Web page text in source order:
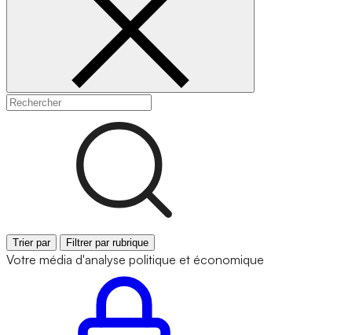
Trier par Filtrer par rubrique
Votre média d'analyse politique et économique